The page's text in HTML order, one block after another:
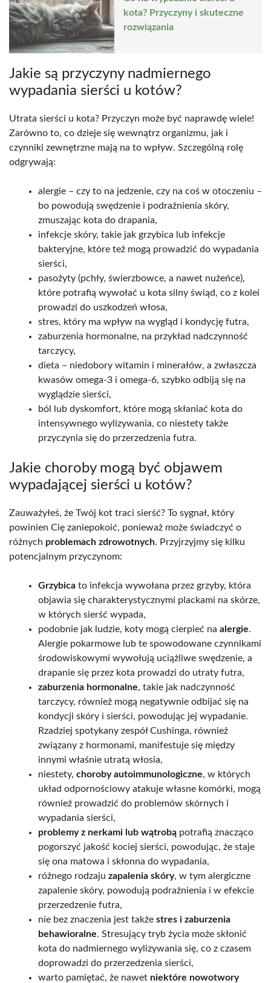
kota? Przyczyny i skuteczne
rozwiązania
Jakie są przyczyny nadmiernego
wypadania sierści u kotów?
Utrata sierści u kota? Przyczyn może być naprawdę wiele!
Zarówno to, co dzieje się wewnątrz organizmu, jak i
czynniki zewnętrzne mają na to wpływ. Szczególną rolę
odgrywają:
alergie – czy to na jedzenie, czy na coś w otoczeniu –
bo powodują swędzenie i podrażnienia skóry,
zmuszając kota do drapania,
infekcje skóry, takie jak grzybica lub infekcje
bakteryjne, które też mogą prowadzić do wypadania
sierści,
pasożyty (pchły, świerzbowce, a nawet nużeńce),
które potrafią wywołać u kota silny świąd, co z kolei
prowadzi do uszkodzeń włosa,
stres, który ma wpływ na wygląd i kondycję futra,
zaburzenia hormonalne, na przykład nadczynność
tarczycy,
dieta – niedobory witamin i minerałów, a zwłaszcza
kwasów omega-3 i omega-6, szybko odbiją się na
wyglądzie sierści,
ból lub dyskomfort, które mogą skłaniać kota do
intensywnego wylizywania, co niestety także
przyczynia się do przerzedzenia futra.
Jakie choroby mogą być objawem
wypadającej sierści u kotów?
Zauważyłeś, że Twój kot traci sierść? To sygnał, który
powinien Cię zaniepokoić, ponieważ może świadczyć o
różnych problemach zdrowotnych. Przyjrzyjmy się kilku
potencjalnym przyczynom:
Grzybica to infekcja wywołana przez grzyby, która
objawia się charakterystycznymi plackami na skórze,
w których sierść wypada,
podobnie jak ludzie, koty mogą cierpieć na alergie.
Alergie pokarmowe lub te spowodowane czynnikami
środowiskowymi wywołują uciążliwe swędzenie, a
drapanie się przez kota prowadzi do utraty futra,
zaburzenia hormonalne, takie jak nadczynność
tarczycy, również mogą negatywnie odbijać się na
kondycji skóry i sierści, powodując jej wypadanie.
Rzadziej spotykany zespół Cushinga, również
związany z hormonami, manifestuje się między
innymi właśnie utratą włosia,
niestety, choroby autoimmunologiczne, w których
układ odpornościowy atakuje własne komórki, mogą
również prowadzić do problemów skórnych i
wypadania sierści,
problemy z nerkami lub wątrobą potrafią znacząco
pogorszyć jakość kociej sierści, powodując, że staje
się ona matowa i skłonna do wypadania,
różnego rodzaju zapalenia skóry, w tym alergiczne
zapalenie skóry, powodują podrażnienia i w efekcie
przerzedzenie futra,
nie bez znaczenia jest także stres i zaburzenia
behawioralne. Stresujący tryb życia może skłonić
kota do nadmiernego wylizywania się, co z czasem
doprowadzi do przerzedzenia sierści,
warto pamiętać, że nawet niektóre nowotwory